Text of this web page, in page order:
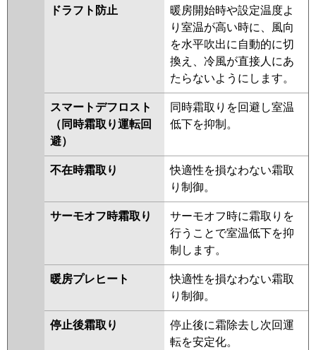
ドラフト防止
暖房開始時や設定温度よ
り室温が高い時に、風向
を水平吹出に自動的に切
換え、冷風が直接人にあ
たらないようにします。
スマートデフロスト
（同時霜取り運転回
避）
同時霜取りを回避し室温
低下を抑制。
不在時霜取り
快適性を損なわない霜取
り制御。
サーモオフ時霜取り
サーモオフ時に霜取りを
行うことで室温低下を抑
制します。
暖房プレヒート
快適性を損なわない霜取
り制御。
停止後霜取り
停止後に霜除去し次回運
転を安定化。